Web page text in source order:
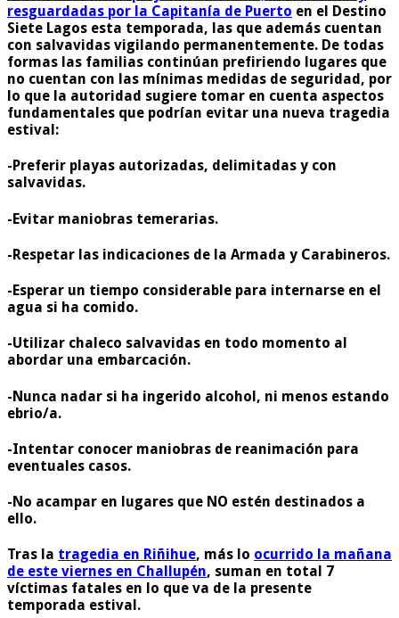
resguardadas por la Capitanía de Puerto en el Destino
Siete Lagos esta temporada, las que además cuentan
con salvavidas vigilando permanentemente. De todas
formas las familias continúan prefiriendo lugares que
no cuentan con las mínimas medidas de seguridad, por
lo que la autoridad sugiere tomar en cuenta aspectos
fundamentales que podrían evitar una nueva tragedia
estival:
-Preferir playas autorizadas, delimitadas y con
salvavidas.
-Evitar maniobras temerarias.
-Respetar las indicaciones de la Armada y Carabineros.
-Esperar un tiempo considerable para internarse en el
agua si ha comido.
-Utilizar chaleco salvavidas en todo momento al
abordar una embarcación.
-Nunca nadar si ha ingerido alcohol, ni menos estando
ebrio/a.
-Intentar conocer maniobras de reanimación para
eventuales casos.
-No acampar en lugares que NO estén destinados a
ello.
Tras la tragedia en Riñihue, más lo ocurrido la mañana
de este viernes en Challupén, suman en total 7
víctimas fatales en lo que va de la presente
temporada estival.